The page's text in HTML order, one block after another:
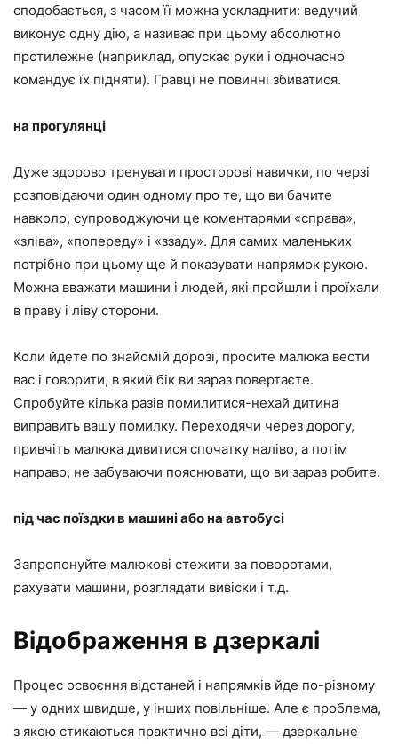
сподобається, з часом її можна ускладнити: ведучий
виконує одну дію, а називає при цьому абсолютно
протилежне (наприклад, опускає руки і одночасно
командує їх підняти). Гравці не повинні збиватися.
на прогулянці
Дуже здорово тренувати просторові навички, по черзі
розповідаючи один одному про те, що ви бачите
навколо, супроводжуючи це коментарями «справа»,
«зліва», «попереду» і «ззаду». Для самих маленьких
потрібно при цьому ще й показувати напрямок рукою.
Можна вважати машини і людей, які пройшли і проїхали
в праву і ліву сторони.
Коли йдете по знайомій дорозі, просите малюка вести
вас і говорити, в який бік ви зараз повертаєте.
Спробуйте кілька разів помилитися-нехай дитина
виправить вашу помилку. Переходячи через дорогу,
привчіть малюка дивитися спочатку наліво, а потім
направо, не забуваючи пояснювати, що ви зараз робите.
під час поїздки в машині або на автобусі
Запропонуйте малюкові стежити за поворотами,
рахувати машини, розглядати вивіски і т.д.
Відображення в дзеркалі
Процес освоєння відстаней і напрямків йде по-різному
— у одних швидше, у інших повільніше. Але є проблема,
з якою стикаються практично всі діти, — дзеркальне